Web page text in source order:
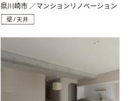
県川崎市 ／マンションリノベーション
壁 / 天井